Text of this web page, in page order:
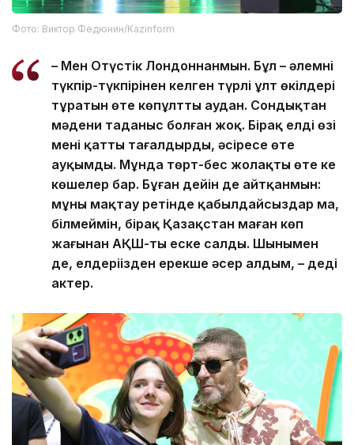
Фото: Виктор Федюнин/Kazinform
– Мен Оңтүстік Лондоннанмын. Бұл – әлемнің
түкпір-түкпірінен келген түрлі ұлт өкілдері
тұратын өте көпұлтты аудан. Сондықтан
мәдени таңданыс болған жоқ. Бірақ елдің өзі
мені қатты таңғалдырды, әсіресе өте
ауқымды. Мұнда төрт-бес жолақты өте кең
көшелер бар. Бұған дейін де айтқанмын:
мұны мақтау ретінде қабылдайсыздар ма,
білмеймін, бірақ Қазақстан маған көп
жағынан АҚШ-ты еске салды. Шынымен
де, елдеріңізден ерекше әсер алдым, – деді
актер.